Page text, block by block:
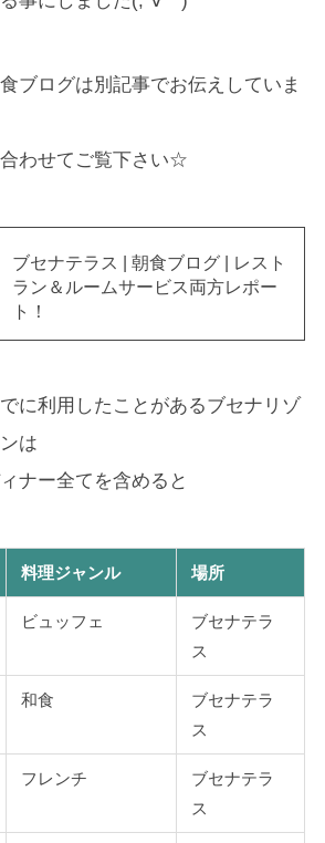
ブログは別記事でお伝えしていま
わせてご覧下さい☆
ブセナテラス | 朝食ブログ | レスト
ラン＆ルームサービス両方レポー
ト！
に利用したことがあるブセナリゾ
は
ナー全てを含めると
料理ジャンル 場所
ビュッフェ
ブセナテラ
ス
和食
ブセナテラ
ス
フレンチ
ブセナテラ
ス